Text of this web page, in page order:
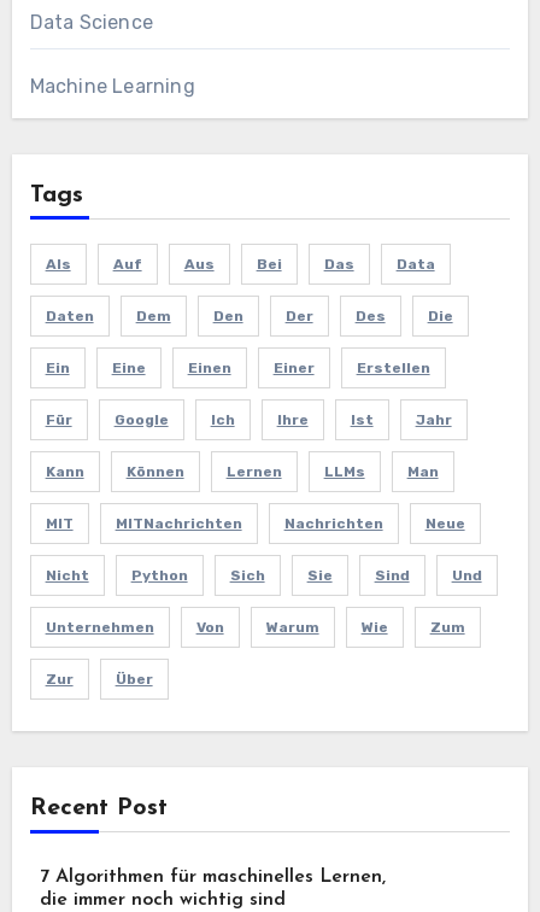
Data Science
Machine Learning
Tags
Als Auf Aus Bei Das Data
Daten Dem Den Der Des Die
Ein Eine Einen Einer Erstellen
Für Google Ich Ihre Ist Jahr
Kann Können Lernen LLMs Man
MIT MITNachrichten Nachrichten Neue
Nicht Python Sich Sie Sind Und
Unternehmen Von Warum Wie Zum
Zur Über
Recent Post
7 Algorithmen für maschinelles Lernen,
die immer noch wichtig sind